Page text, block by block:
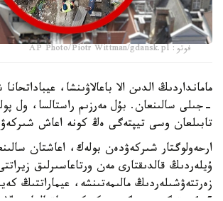
فوتو: AP Photo/Piotr Wittman/gdansk.pl
-جىلى سالىنعان. بۇل مەرزىم راستالسا، ول
تابىلعان وسى تيپتەگى ەڭ كونە اعاش
ارحەولوگتار شىركەۋدەن بولەك، اعاشتان
ۇيلەردىڭ قالدىقتارى مەن ورتاعاسىرلىق
زەرتتەۋشىلەردىڭ مالىمەتىنشە، عيماراتتىڭ